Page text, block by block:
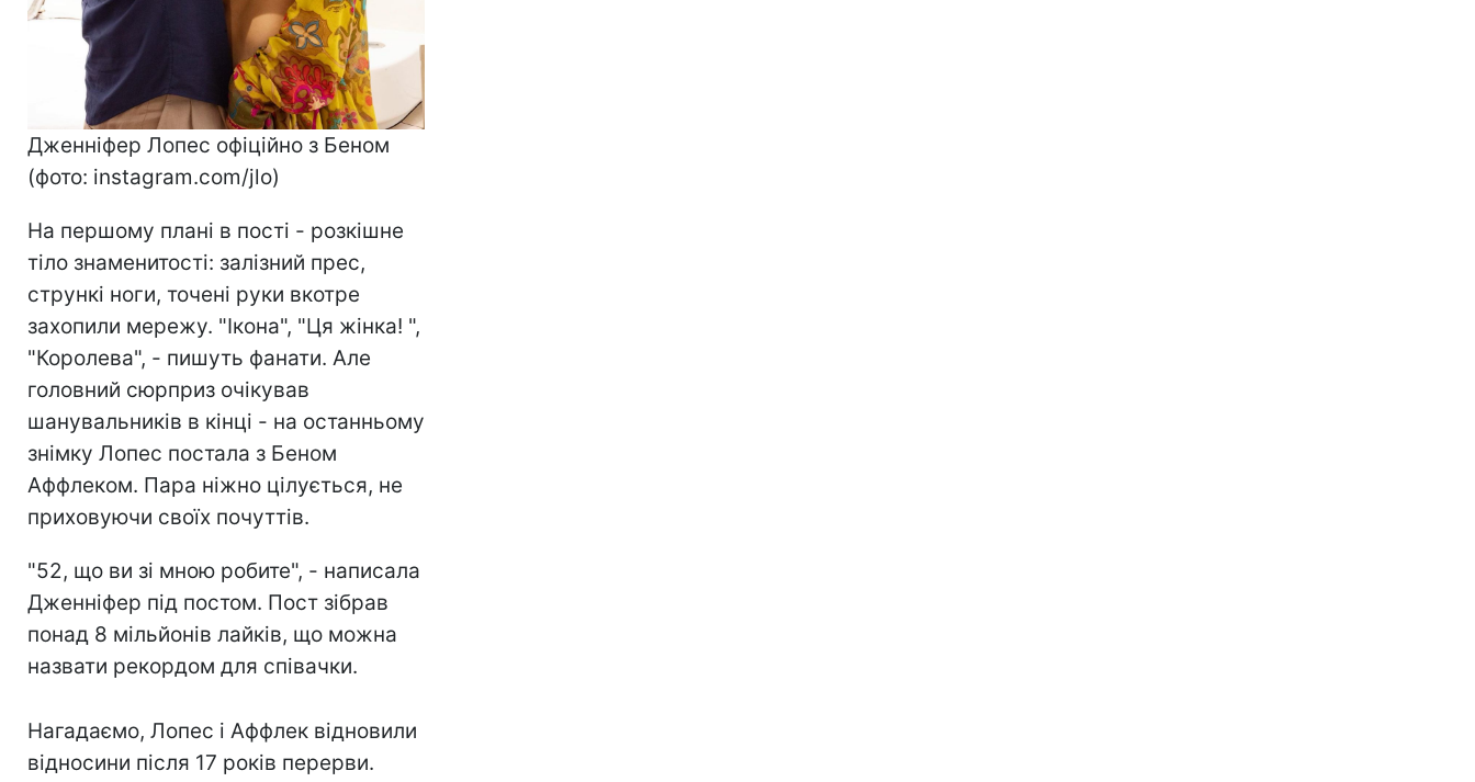
Дженніфер Лопес офіційно з Беном
(фото: instagram.com/jlo)
На першому плані в пості - розкішне
тіло знаменитості: залізний прес,
стрункі ноги, точені руки вкотре
захопили мережу. "Ікона", "Ця жінка! ",
"Королева", - пишуть фанати. Але
головний сюрприз очікував
шанувальників в кінці - на останньому
знімку Лопес постала з Беном
Аффлеком. Пара ніжно цілується, не
приховуючи своїх почуттів.
"52, що ви зі мною робите", - написала
Дженніфер під постом. Пост зібрав
понад 8 мільйонів лайків, що можна
назвати рекордом для співачки.
Нагадаємо, Лопес і Аффлек відновили
відносини після 17 років перерви.